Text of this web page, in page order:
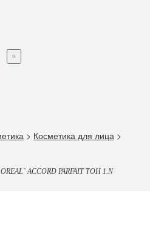
> Косметика для лица >
ACCORD PARFAIT ТОН 1.N